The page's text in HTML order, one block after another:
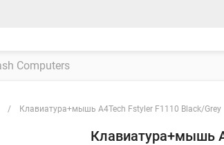
Клавиатура+мышь A4Tech Fstyler F1110 Black/Grey
Клавиатура+мышь